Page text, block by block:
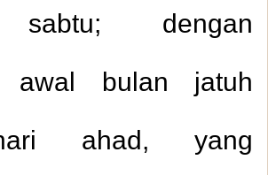
dengan
awal bulan jatuh
ahad, yang